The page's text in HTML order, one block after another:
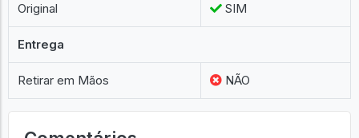
Original SIM
Entrega
Retirar em Mãos NÃO